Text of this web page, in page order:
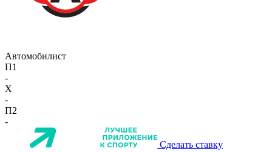
Автомобилист
П1
-
X
-
П2
-
Сделать ставку